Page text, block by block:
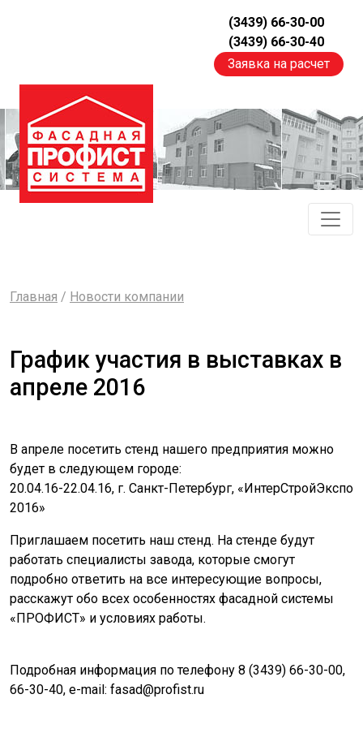
(3439) 66-30-00
(3439) 66-30-40
Заявка на расчет
Главная / Новости компании
График участия в выставках в
апреле 2016
В апреле посетить стенд нашего предприятия можно
будет в следующем городе:
20.04.16-22.04.16, г. Санкт-Петербург, «ИнтерСтройЭкспо
2016»
Приглашаем посетить наш стенд. На стенде будут
работать специалисты завода, которые смогут
подробно ответить на все интересующие вопросы,
расскажут обо всех особенностях фасадной системы
«ПРОФИСТ» и условиях работы.
Подробная информация по телефону 8 (3439) 66-30-00,
66-30-40, e-mail: fasad@profist.ru